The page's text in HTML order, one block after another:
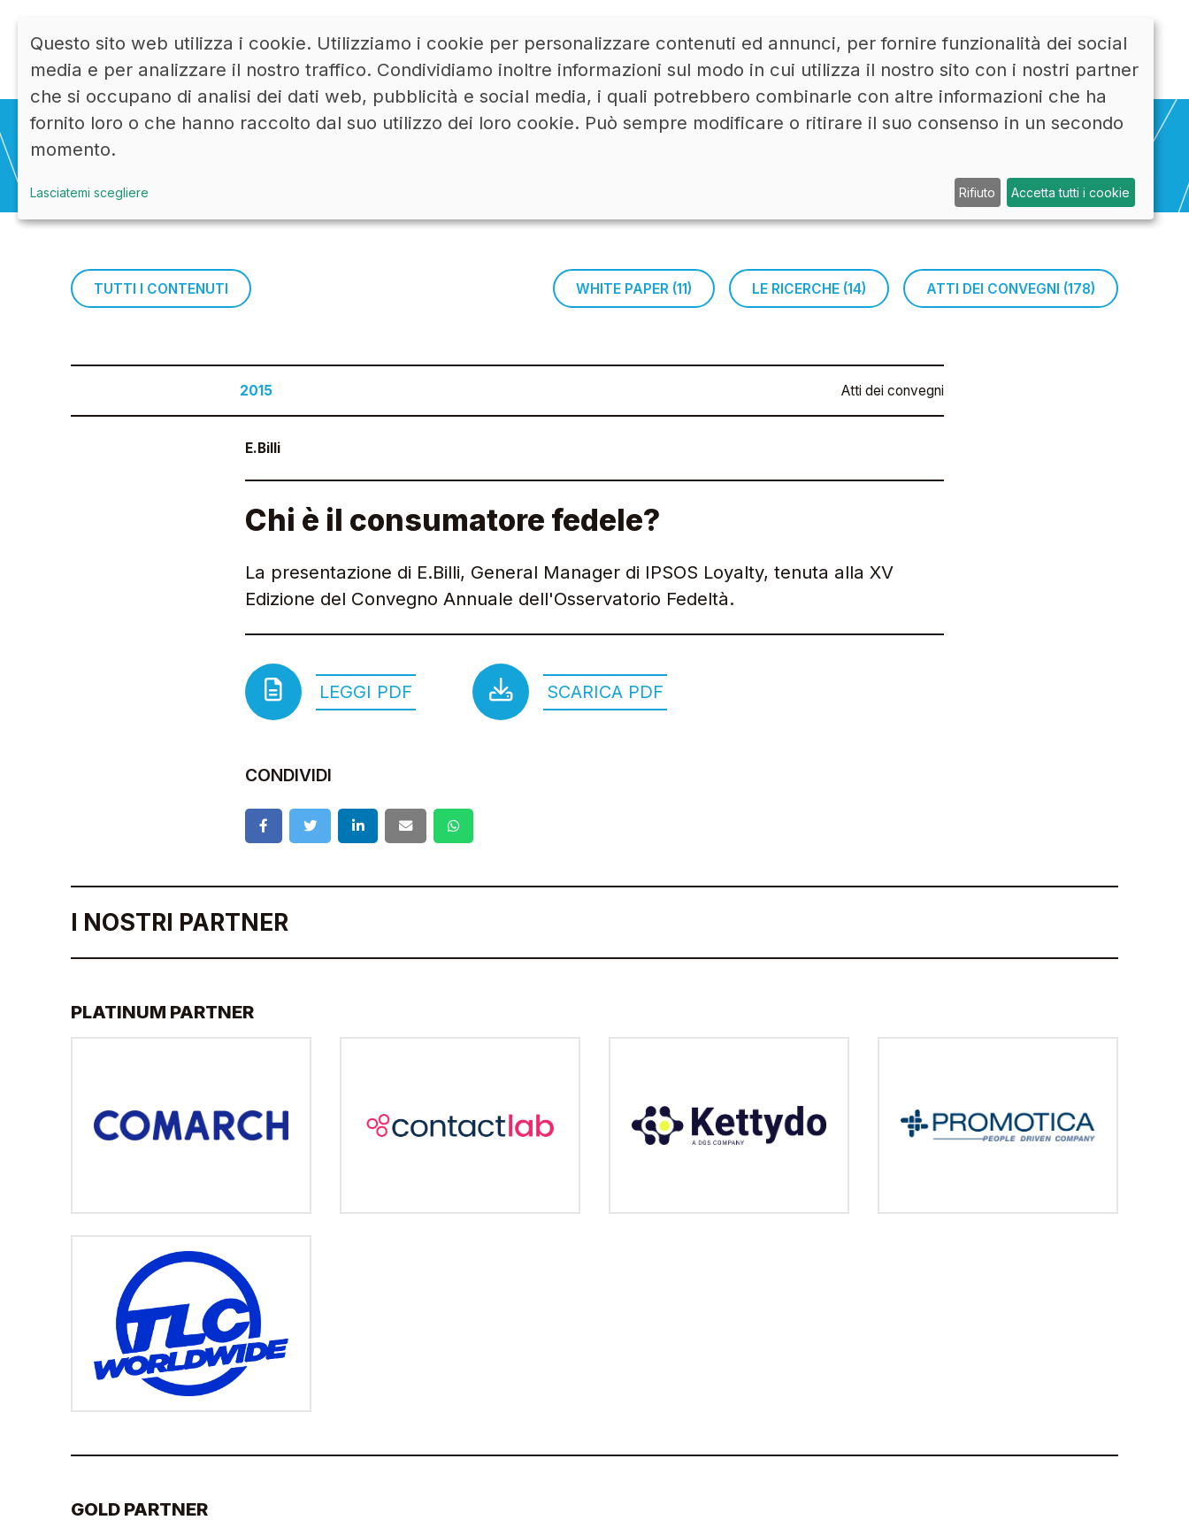
ACCEDI LINKEDIN CONTATTI ENG
TUTTI I CONTENUTI WHITE PAPER (11) LE RICERCHE (14) ATTI DEI CONVEGNI (178)
2015 Atti dei convegni
E.Billi
Chi è il consumatore fedele?
La presentazione di E.Billi, General Manager di IPSOS Loyalty, tenuta alla XV
Edizione del Convegno Annuale dell'Osservatorio Fedeltà.
LEGGI PDF SCARICA PDF
CONDIVIDI
I NOSTRI PARTNER
PLATINUM PARTNER
GOLD PARTNER
Questo sito web utilizza i cookie. Utilizziamo i cookie per personalizzare contenuti ed annunci, per fornire funzionalità dei social
media e per analizzare il nostro traffico. Condividiamo inoltre informazioni sul modo in cui utilizza il nostro sito con i nostri partner
che si occupano di analisi dei dati web, pubblicità e social media, i quali potrebbero combinarle con altre informazioni che ha
fornito loro o che hanno raccolto dal suo utilizzo dei loro cookie. Può sempre modificare o ritirare il suo consenso in un secondo
momento.
Lasciatemi scegliere Rifiuto Accetta tutti i cookie